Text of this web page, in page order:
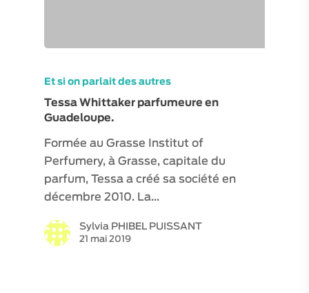
Et si on parlait des autres
Tessa Whittaker parfumeure en
Guadeloupe.
Formée au Grasse Institut of
Perfumery, à Grasse, capitale du
parfum, Tessa a créé sa société en
décembre 2010. La…
Sylvia PHIBEL PUISSANT
21 mai 2019